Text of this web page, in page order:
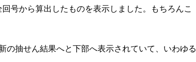
号から算出したものを表示しました。もちろんこ
の抽せん結果へと下部へ表示されていて、いわゆる